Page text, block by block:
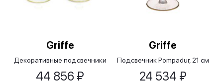
Griffe
Декоративные подсвечники
44 856 ₽
Griffe
Подсвечник Pompadur, 21 см
24 534 ₽